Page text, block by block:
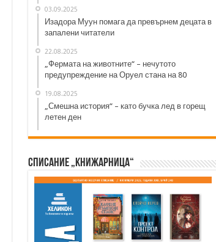
03.09.2025
Изадора Муун помага да превърнем децата в
запалени читатели
22.08.2025
„Фермата на животните“ – нечутото
предупреждение на Оруел стана на 80
19.08.2025
„Смешна история“ – като бучка лед в горещ
летен ден
Списание „Книжарница“